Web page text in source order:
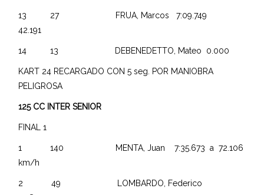
13 27 FRUA, Marcos 7:09.749
42.191
14 13 DEBENEDETTO, Mateo 0.000
KART 24 RECARGADO CON 5 seg. POR MANIOBRA
PELIGROSA
125 CC INTER SENIOR
FINAL 1
1 140 MENTA, Juan 7:35.673 a 72.106
km/h
2 49 LOMBARDO, Federico